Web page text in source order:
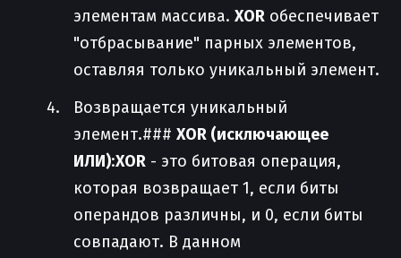
элементам массива. XOR обеспечивает
"отбрасывание" парных элементов,
оставляя только уникальный элемент.
Возвращается уникальный
элемент.### XOR (исключающее
ИЛИ):XOR - это битовая операция,
которая возвращает 1, если биты
операндов различны, и 0, если биты
совпадают. В данном